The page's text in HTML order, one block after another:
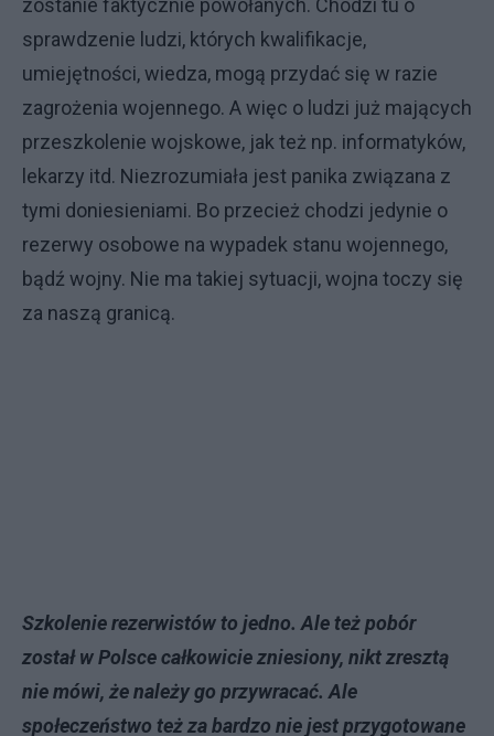
zostanie faktycznie powołanych. Chodzi tu o
sprawdzenie ludzi, których kwalifikacje,
umiejętności, wiedza, mogą przydać się w razie
zagrożenia wojennego. A więc o ludzi już mających
przeszkolenie wojskowe, jak też np. informatyków,
lekarzy itd. Niezrozumiała jest panika związana z
tymi doniesieniami. Bo przecież chodzi jedynie o
rezerwy osobowe na wypadek stanu wojennego,
bądź wojny. Nie ma takiej sytuacji, wojna toczy się
za naszą granicą.
Szkolenie rezerwistów to jedno. Ale też pobór
został w Polsce całkowicie zniesiony, nikt zresztą
nie mówi, że należy go przywracać. Ale
społeczeństwo też za bardzo nie jest przygotowane